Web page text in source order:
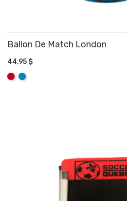
Ballon De Match London
44,95 $
Rouge
Aqua
AJOUTER AU PANIER